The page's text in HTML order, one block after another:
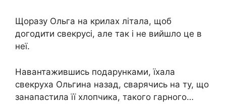
Щоразу Ольга на крилах літала, щоб
догодити свекрусі, але так і не вийшло це в
неї.
Навантажившись подарунками, їхала
свекруха Ольгина назад, сварячись на ту, що
занапастила її хлопчика, такого гарного…